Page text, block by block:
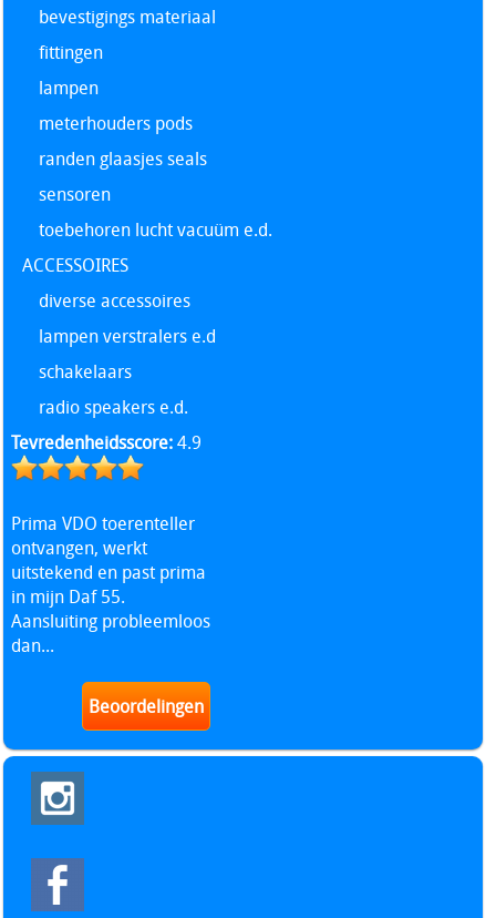
bevestigings materiaal
fittingen
lampen
meterhouders pods
randen glaasjes seals
sensoren
toebehoren lucht vacuüm e.d.
ACCESSOIRES
diverse accessoires
lampen verstralers e.d
schakelaars
radio speakers e.d.
Tevredenheidsscore:4.9
Prima VDO toerenteller
ontvangen, werkt
uitstekend en past prima
in mijn Daf 55.
Aansluiting probleemloos
dan...
Beoordelingen